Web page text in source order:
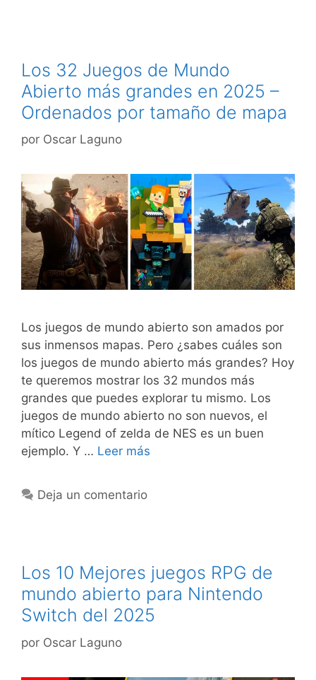
Los 32 Juegos de Mundo
Abierto más grandes en 2025 –
Ordenados por tamaño de mapa
por Oscar Laguno
Los juegos de mundo abierto son amados por
sus inmensos mapas. Pero ¿sabes cuáles son
los juegos de mundo abierto más grandes? Hoy
te queremos mostrar los 32 mundos más
grandes que puedes explorar tu mismo. Los
juegos de mundo abierto no son nuevos, el
mítico Legend of zelda de NES es un buen
ejemplo. Y … Leer más
Deja un comentario
Los 10 Mejores juegos RPG de
mundo abierto para Nintendo
Switch del 2025
por Oscar Laguno